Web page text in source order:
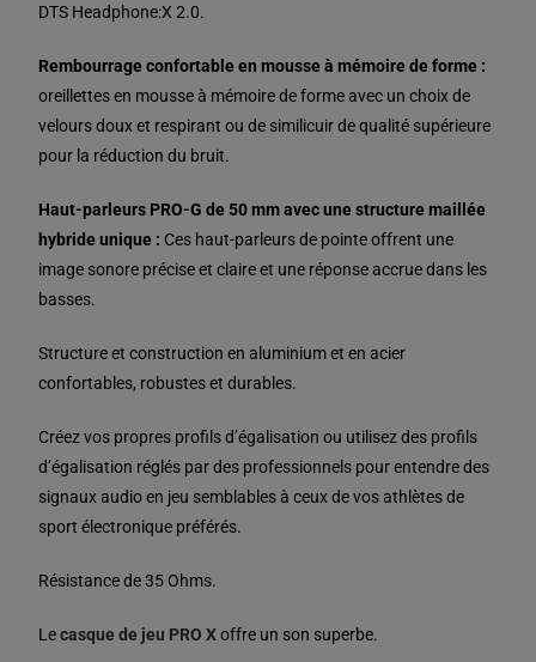
DTS Headphone:X 2.0.
Rembourrage confortable en mousse à mémoire de forme :
oreillettes en mousse à mémoire de forme avec un choix de
velours doux et respirant ou de similicuir de qualité supérieure
pour la réduction du bruit.
Haut-parleurs PRO-G de 50 mm avec une structure maillée
hybride unique : Ces haut-parleurs de pointe offrent une
image sonore précise et claire et une réponse accrue dans les
basses.
Structure et construction en aluminium et en acier
confortables, robustes et durables.
Créez vos propres profils d’égalisation ou utilisez des profils
d’égalisation réglés par des professionnels pour entendre des
signaux audio en jeu semblables à ceux de vos athlètes de
sport électronique préférés.
Résistance de 35 Ohms.
Lecasque de jeu PRO Xoffre un son superbe.